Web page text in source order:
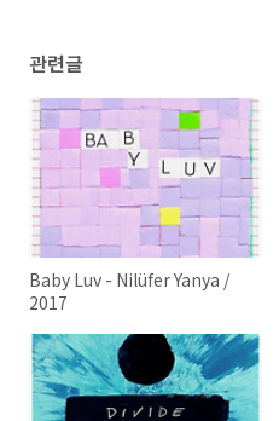
관련글
Baby Luv - Nilüfer Yanya /
2017